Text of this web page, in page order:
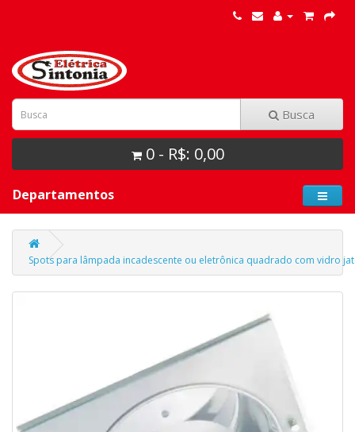
Busca
0 - R$: 0,00
Departamentos
Spots para lâmpada incadescente ou eletrônica quadrado com vidro